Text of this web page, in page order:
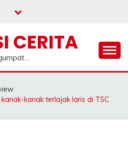
CERITA
kanak terlajak laris di TSC